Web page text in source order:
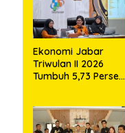
Ekonomi Jabar
Triwulan II 2026
Tumbuh 5,73 Persen,
Nasional